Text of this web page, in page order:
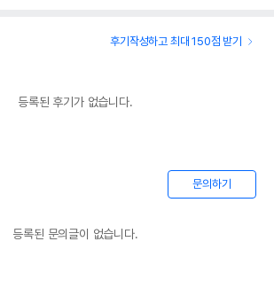
후기작성하고 최대 150점 받기
등록된 후기가 없습니다.
문의하기
등록된 문의글이 없습니다.